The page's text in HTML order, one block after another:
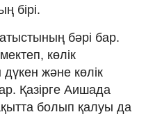
бірі.
бәрі бар.
көлік
және көлік
Қазірге Аишада
болып қалуы да